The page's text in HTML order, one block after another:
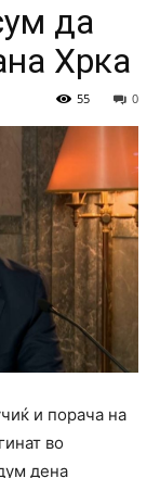
да
Хрка
0
55
и порача на
во
дена